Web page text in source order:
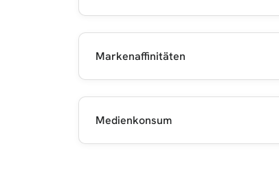
Markenaffinitäten
Medienkonsum